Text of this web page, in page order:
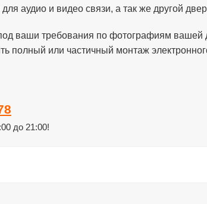
аудио и видео связи, а так же другой
ваши требования по фотографиям вашей
или частичный монтаж
до 21:00!